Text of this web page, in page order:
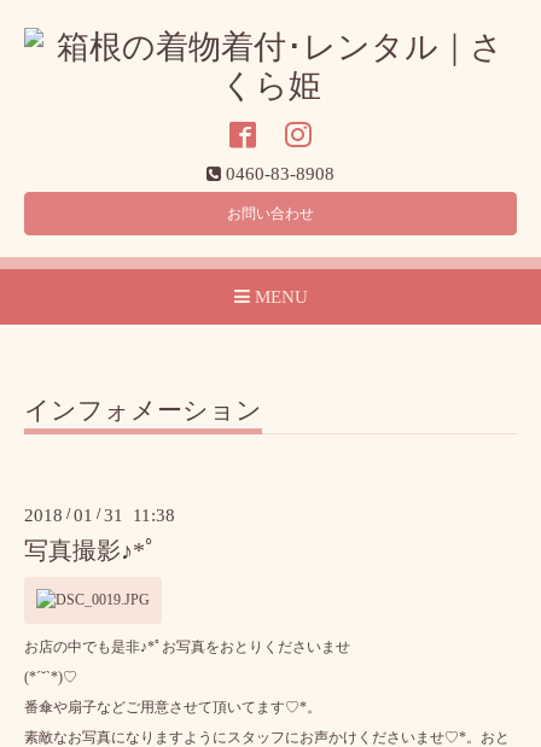
0460-83-8908
お問い合わせ
MENU
インフォメーション
2018 /01 /31 11:38
写真撮影♪*ﾟ
お店の中でも是非♪*ﾟお写真をおとりくださいませ
(*´˘`*)♡
番傘や扇子などご用意させて頂いてます♡*。
素敵なお写真になりますようにスタッフにお声かけくださいませ♡*。おと